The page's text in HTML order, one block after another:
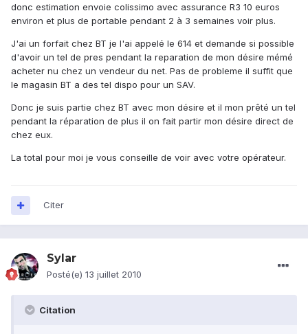
donc estimation envoie colissimo avec assurance R3 10 euros
environ et plus de portable pendant 2 à 3 semaines voir plus.
J'ai un forfait chez BT je l'ai appelé le 614 et demande si possible
d'avoir un tel de pres pendant la reparation de mon désire mémé
acheter nu chez un vendeur du net. Pas de probleme il suffit que
le magasin BT a des tel dispo pour un SAV.
Donc je suis partie chez BT avec mon désire et il mon prêté un tel
pendant la réparation de plus il on fait partir mon désire direct de
chez eux.
La total pour moi je vous conseille de voir avec votre opérateur.
Citer
Sylar
Posté(e) 13 juillet 2010
Citation